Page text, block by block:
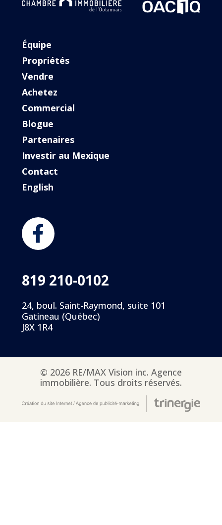
Équipe
Propriétés
Vendre
Achetez
Commercial
Blogue
Partenaires
Investir au Mexique
Contact
English
819 210-0102
24, boul. Saint-Raymond, suite 101
Gatineau (Québec)
J8X 1R4
© 2026 RE/MAX Vision inc. Agence
immobilière. Tous droits réservés.